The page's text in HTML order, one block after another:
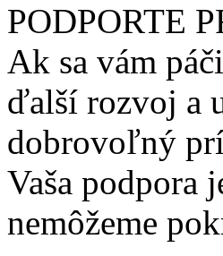
PODPORTE
Ak sa vám
ďalší rozvoj a
dobrovoľný
Vaša podpora
nemôžeme